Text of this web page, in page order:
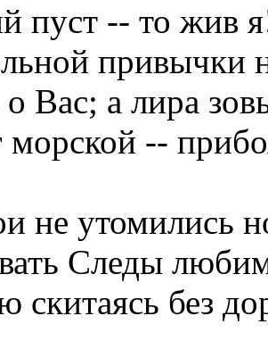
пуст -- то жив
привычки
о Вас; а лира
морской --
не утомились
Следы
скитаясь без